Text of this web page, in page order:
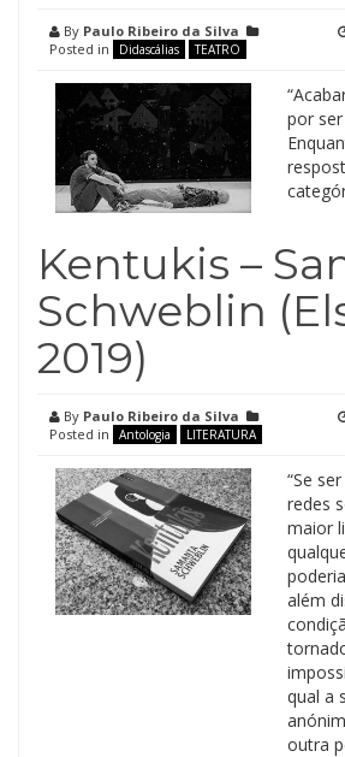
By Paulo Ribeiro da Silva
Posted in
Didascálias TEATRO
por ser
Kentukis –
Schweblin
2019)
By Paulo Ribeiro da Silva
Posted in
Antologia LITERATURA
“Se
redes
maior
além
qual a
outra